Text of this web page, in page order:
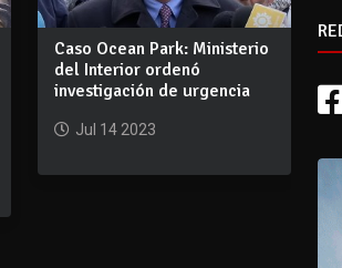
Caso Ocean Park: Ministerio
del Interior ordenó
investigación de urgencia
Jul 14 2023